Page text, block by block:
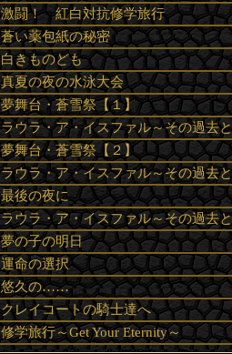
激闘！ 紅白対抗修学旅行
蒼い薬包紙の秘密
白きものども
真夏の夜の水泳大会
夢舞台・蒼雪祭【１】
ラウラ・ア・イスファル～その過去
夢舞台・蒼雪祭【２】
ラウラ・ア・イスファル～その過去
最後の夜に
ラウラ・ア・イスファル～その過去
夢の子の明日
運命の選択
悠久の……
クレイコートの騎士達へ
修学旅行～Get Your Eternity～